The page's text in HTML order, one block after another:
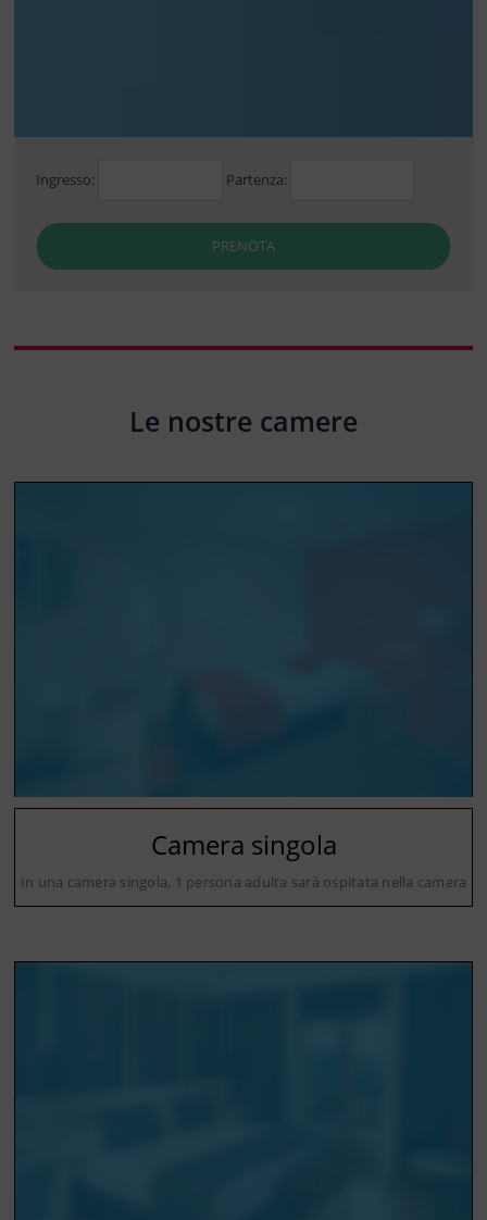
Ingresso: Partenza:
PRENOTA
Le nostre camere
Camera singola
In una camera singola, 1 persona adulta sarà ospitata nella camera